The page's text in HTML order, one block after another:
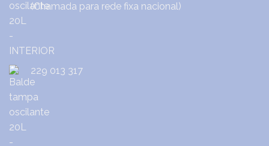
(Chamada para rede fixa nacional)
229 013 317